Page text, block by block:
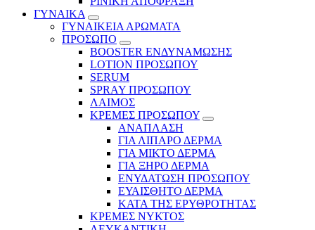
ΓΥΝΑΙΚΑ
ΓΥΝΑΙΚΕΙΑ ΑΡΩΜΑΤΑ
ΠΡΟΣΩΠΟ
BOOSTER ΕΝΔΥΝΑΜΩΣΗΣ
LOTION ΠΡΟΣΩΠΟΥ
SERUM
SPRAY ΠΡΟΣΩΠΟΥ
ΛΑΙΜΟΣ
ΚΡΕΜΕΣ ΠΡΟΣΩΠΟΥ
ΑΝΑΠΛΑΣΗ
ΓΙΑ ΛΙΠΑΡΟ ΔΕΡΜΑ
ΓΙΑ ΜΙΚΤΟ ΔΕΡΜΑ
ΓΙΑ ΞΗΡΟ ΔΕΡΜΑ
ΕΝΥΔΑΤΩΣΗ ΠΡΟΣΩΠΟΥ
ΕΥΑΙΣΘΗΤΟ ΔΕΡΜΑ
ΚΑΤΑ ΤΗΣ ΕΡΥΘΡΟΤΗΤΑΣ
ΚΡΕΜΕΣ ΝΥΚΤΟΣ